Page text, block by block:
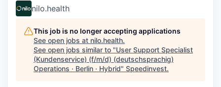
nilo.health
This job is no longer accepting applications
See open jobs at nilo.health.
See open jobs similar to "User Support Specialist
(Kundenservice) (f/m/d) (deutschsprachig)
Operations · Berlin · Hybrid" Speedinvest.